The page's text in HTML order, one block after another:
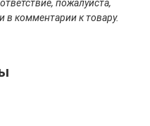
пожалуйста,
в комментарии к товару.